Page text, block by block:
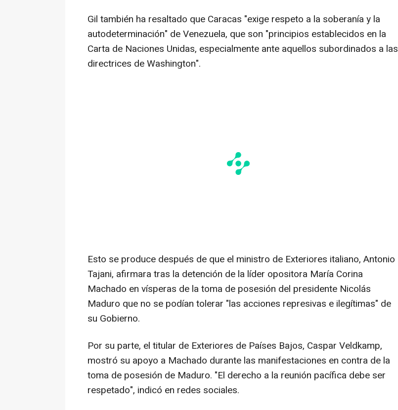
Gil también ha resaltado que Caracas "exige respeto a la soberanía y la
autodeterminación" de Venezuela, que son "principios establecidos en la
Carta de Naciones Unidas, especialmente ante aquellos subordinados a las
directrices de Washington".
Esto se produce después de que el ministro de Exteriores italiano, Antonio
Tajani, afirmara tras la detención de la líder opositora María Corina
Machado en vísperas de la toma de posesión del presidente Nicolás
Maduro que no se podían tolerar "las acciones represivas e ilegítimas" de
su Gobierno.
Por su parte, el titular de Exteriores de Países Bajos, Caspar Veldkamp,
mostró su apoyo a Machado durante las manifestaciones en contra de la
toma de posesión de Maduro. "El derecho a la reunión pacífica debe ser
respetado", indicó en redes sociales.